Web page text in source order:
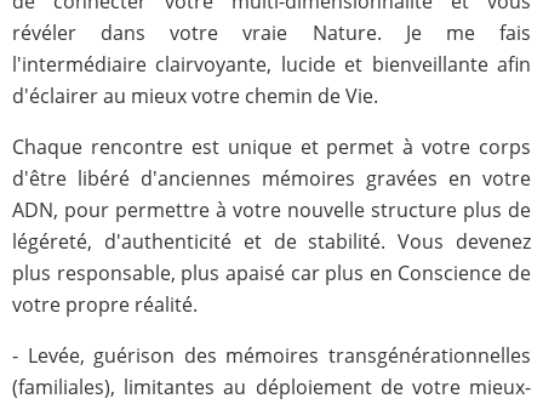
révéler dans votre vraie Nature. Je me fais
l'intermédiaire clairvoyante, lucide et bienveillante afin
d'éclairer au mieux votre chemin de Vie.
Chaque rencontre est unique et permet à votre corps
d'être libéré d'anciennes mémoires gravées en votre
ADN, pour permettre à votre nouvelle structure plus de
légéreté, d'authenticité et de stabilité. Vous devenez
plus responsable, plus apaisé car plus en Conscience de
votre propre réalité.
- Levée, guérison des mémoires transgénérationnelles
(familiales), limitantes au déploiement de votre mieux-